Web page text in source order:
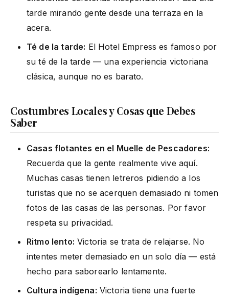
tarde mirando gente desde una terraza en la
acera.
Té de la tarde: El Hotel Empress es famoso por
su té de la tarde — una experiencia victoriana
clásica, aunque no es barato.
Costumbres Locales y Cosas que Debes
Saber
Casas flotantes en el Muelle de Pescadores:
Recuerda que la gente realmente vive aquí.
Muchas casas tienen letreros pidiendo a los
turistas que no se acerquen demasiado ni tomen
fotos de las casas de las personas. Por favor
respeta su privacidad.
Ritmo lento: Victoria se trata de relajarse. No
intentes meter demasiado en un solo día — está
hecho para saborearlo lentamente.
Cultura indígena: Victoria tiene una fuerte